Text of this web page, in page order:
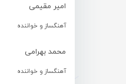
امیر مقیمی
آهنگساز و خواننده
محمد بهرامی
آهنگساز و خواننده